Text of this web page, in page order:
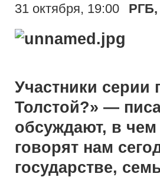
31 октября, 19:00 РГБ,
Участники серии
Толстой?» —
обсуждают, в чем
говорят нам
государстве,